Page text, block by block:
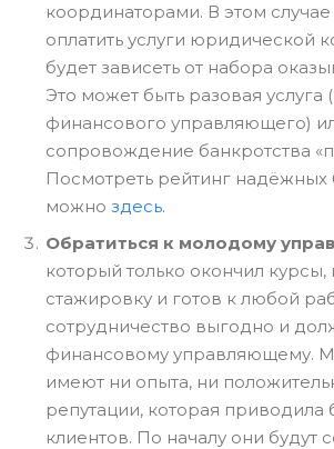
координаторами. В этом
оплатить услуги юридической
будет зависеть от набора
Это может быть разовая услуга
финансового управляющего)
сопровождение банкротства
Посмотреть рейтинг надёжных
можно здесь.
Обратиться к молодому
который только окончил
стажировку и готов к любой
сотрудничество выгодно и
финансовому управляющему.
имеют ни опыта, ни
репутации, которая приводила
клиентов. По началу они будут